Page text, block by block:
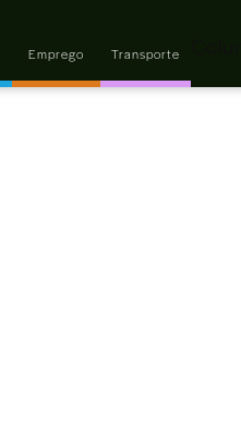
Emprego Transporte